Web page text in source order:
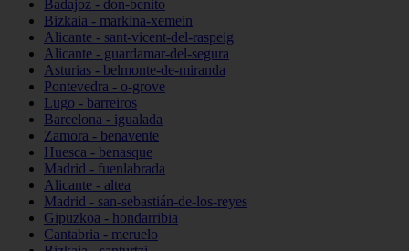
Badajoz - don-benito
Bizkaia - markina-xemein
Alicante - sant-vicent-del-raspeig
Alicante - guardamar-del-segura
Asturias - belmonte-de-miranda
Pontevedra - o-grove
Lugo - barreiros
Barcelona - igualada
Zamora - benavente
Huesca - benasque
Madrid - fuenlabrada
Alicante - altea
Madrid - san-sebastián-de-los-reyes
Gipuzkoa - hondarribia
Cantabria - meruelo